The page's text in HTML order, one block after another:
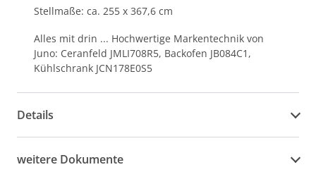
Stellmaße: ca. 255 x 367,6 cm
Alles mit drin ... Hochwertige Markentechnik von
Juno: Ceranfeld JMLI708R5, Backofen JB084C1,
Kühlschrank JCN178E0S5
Details
weitere Dokumente